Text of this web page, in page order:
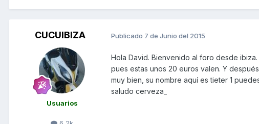
CUCUIBIZA
Usuarios
Publicado 7 de Junio del 2015
Hola David. Bienvenido al foro desde
pues estas unos 20 euros valen. Y
muy bien, su nombre aquí es tieter 1
saludo cerveza_